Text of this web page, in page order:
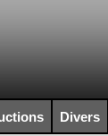
Divers